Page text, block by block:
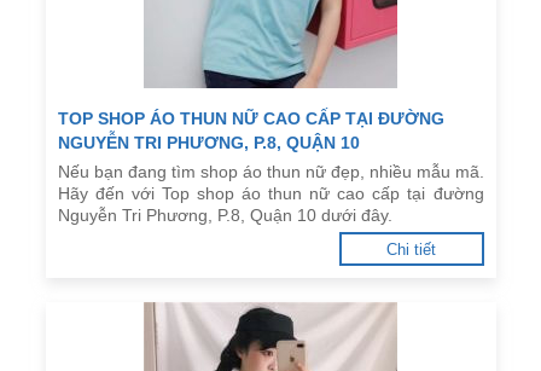
TOP SHOP ÁO THUN NỮ CAO CẤP TẠI ĐƯỜNG
NGUYỄN TRI PHƯƠNG, P.8, QUẬN 10
Nếu bạn đang tìm shop áo thun nữ đẹp, nhiều mẫu mã.
Hãy đến với Top shop áo thun nữ cao cấp tại đường
Nguyễn Tri Phương, P.8, Quận 10 dưới đây.
Chi tiết